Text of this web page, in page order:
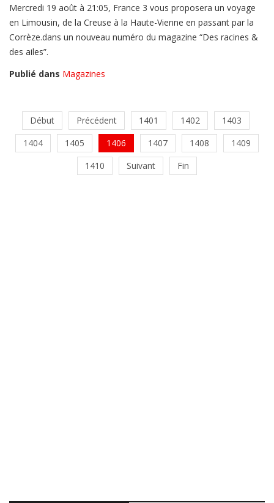
Mercredi 19 août à 21:05, France 3 vous proposera un voyage
en Limousin, de la Creuse à la Haute-Vienne en passant par la
Corrèze.dans un nouveau numéro du magazine “Des racines &
des ailes”.
Publié dans Magazines
Début Précédent 1401 1402
1403
1404
1405 1406 1407 1408
1409
1410
Suivant Fin